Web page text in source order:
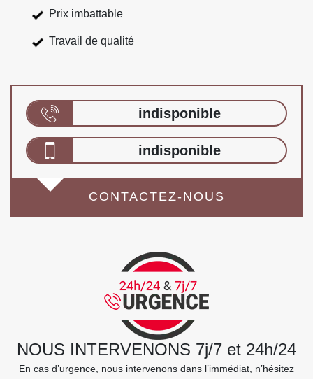
Prix imbattable
Travail de qualité
indisponible
indisponible
CONTACTEZ-NOUS
NOUS INTERVENONS 7j/7 et 24h/24
En cas d’urgence, nous intervenons dans l’immédiat, n’hésitez